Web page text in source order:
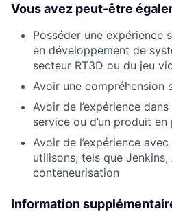
Vous avez peut-être
Posséder une expérience
en développement de
secteur RT3D ou du jeu
Avoir une compréhension
Avoir de l’expérience dans
service ou d’un produit
Avoir de l’expérience
utilisons, tels que
conteneurisation
Information